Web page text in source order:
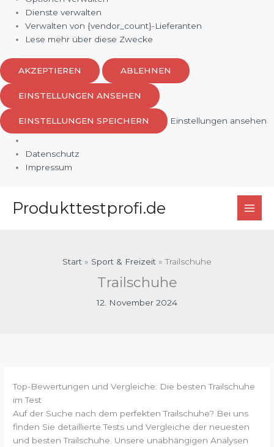
Dienste verwalten
Verwalten von {vendor_count}-Lieferanten
Lese mehr über diese Zwecke
AKZEPTIEREN ABLEHNEN
EINSTELLUNGEN ANSEHEN
EINSTELLUNGEN SPEICHERN Einstellungen ansehen
Datenschutz
Impressum
InhaltProdukttestprofi.de
Start Sport & Freizeit Trailschuhe
Trailschuhe
12. November 2024
Top-Bewertungen und Vergleiche: Die besten Trailschuhe
im Test
Auf der Suche nach dem perfekten Trailschuhe? Bei uns
finden Sie detaillierte Tests und Vergleiche der neuesten
und besten Trailschuhe. Unsere unabhängigen Analysen